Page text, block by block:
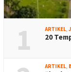
1 ARTIKEL,
20
ARTIKEL,